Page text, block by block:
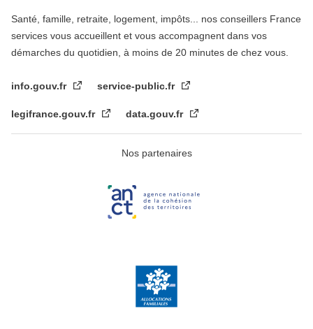
Santé, famille, retraite, logement, impôts... nos conseillers France
services vous accueillent et vous accompagnent dans vos
démarches du quotidien, à moins de 20 minutes de chez vous.
info.gouv.fr service-public.fr
legifrance.gouv.fr data.gouv.fr
Nos partenaires